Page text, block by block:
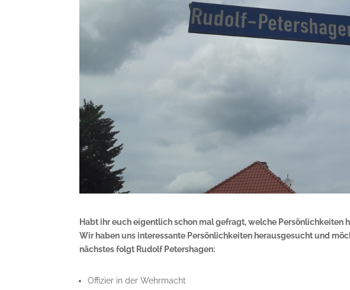
Habt ihr euch eigentlich schon mal gefragt, welche Persönlichkeiten
Wir haben uns interessante Persönlichkeiten herausgesucht und
nächstes folgt Rudolf Petershagen:
Offizier in der Wehrmacht